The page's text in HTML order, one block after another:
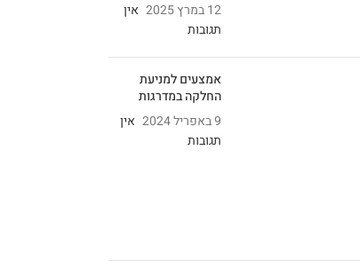
12 במרץ 2025
אין
תגובות
אמצעים למניעת
החלקה במדרגות
9 באפריל 2024
אין
תגובות